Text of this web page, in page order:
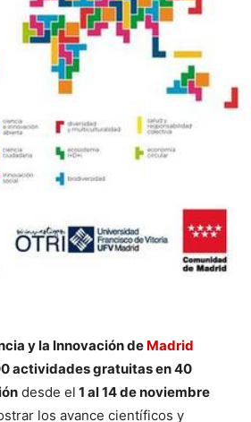
y la Innovación de Madrid
actividades gratuitas en 40
desde el 1 al 14 de noviembre
los avance científicos y